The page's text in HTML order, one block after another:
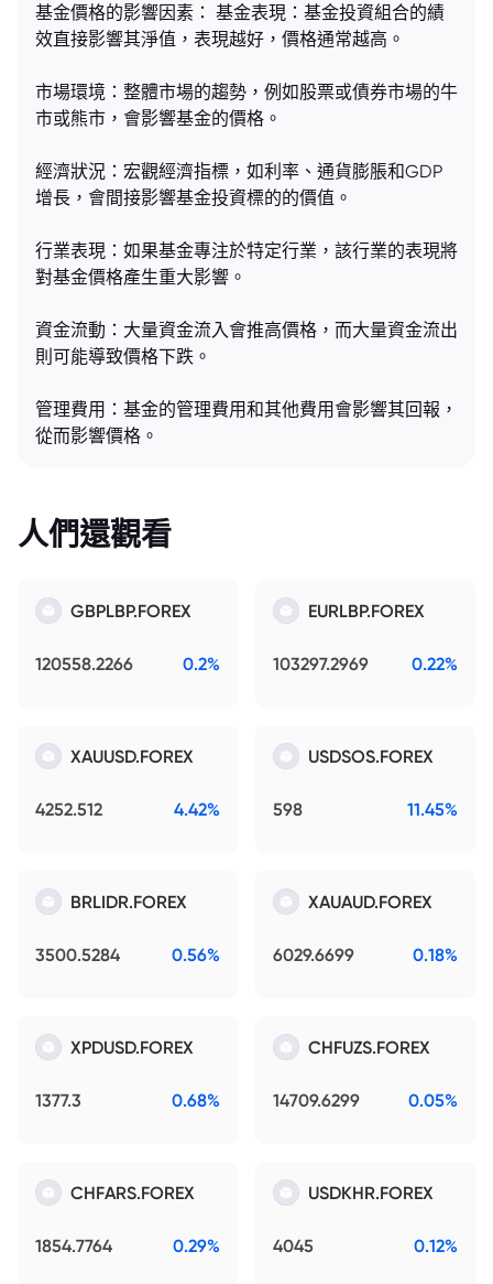
基金價格的影響因素： 基金表現：基金投資組合的績
效直接影響其淨值，表現越好，價格通常越高。
市場環境：整體市場的趨勢，例如股票或債券市場的牛
市或熊市，會影響基金的價格。
經濟狀況：宏觀經濟指標，如利率、通貨膨脹和GDP
增長，會間接影響基金投資標的的價值。
行業表現：如果基金專注於特定行業，該行業的表現將
對基金價格產生重大影響。
資金流動：大量資金流入會推高價格，而大量資金流出
則可能導致價格下跌。
管理費用：基金的管理費用和其他費用會影響其回報，
從而影響價格。
人們還觀看
GBPLBP.FOREX
120558.2266 0.2%
EURLBP.FOREX
103297.2969 0.22%
XAUUSD.FOREX
4252.512 4.42%
USDSOS.FOREX
598 11.45%
BRLIDR.FOREX
3500.5284 0.56%
XAUAUD.FOREX
6029.6699 0.18%
XPDUSD.FOREX
1377.3 0.68%
CHFUZS.FOREX
14709.6299 0.05%
CHFARS.FOREX
1854.7764 0.29%
USDKHR.FOREX
4045 0.12%